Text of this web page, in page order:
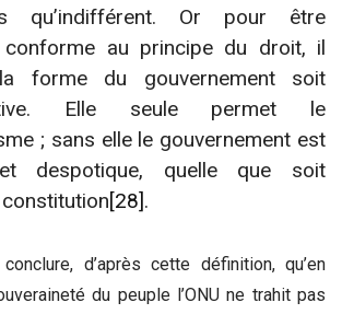
qu’indifférent. Or pour être
conforme au principe du droit, il
forme du gouvernement soit
Elle seule permet le
; sans elle le gouvernement est
despotique, quelle que soit
constitution[28].
d’après cette définition, qu’en
du peuple l’ONU ne trahit pas